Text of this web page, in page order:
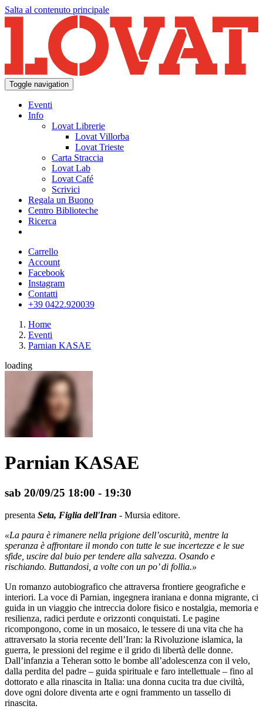
Salta al contenuto principale
Toggle navigation
Eventi
Info
Lovat Librerie
Lovat Villorba
Lovat Trieste
Carta Straccia
Lovat Lab
Lovat Café
Scrivici
Regala un Buono
Centro Biblioteche
Ricerca
Carrello
Account
Facebook
Instagram
Contatti
+39 0422.920039
Home
Eventi
Parnian KASAE
loading
Parnian KASAE
sab 20/09/25 18:00 - 19:30
presenta Seta, Figlia dell'Iran - Mursia editore.
«La paura è rimanere nella prigione dell’oscurità, mentre la
speranza è affrontare il mondo con tutte le sue incertezze e le sue
sfide, uscire dal buio per tendere alla salvezza. Osando e
rischiando. Buttandosi, a volte con un po’ di follia.»
Un romanzo autobiografico che attraversa frontiere geografiche e
interiori. La voce di Parnian, ingegnera iraniana e donna migrante, ci
guida in un viaggio che intreccia dolore fisico e nostalgia, memoria e
resilienza, radici perdute e orizzonti conquistati. Le pagine
ricompongono, come in un mosaico, le tessere di una vita che ha
attraversato la storia recente dell’Iran: la Rivoluzione islamica, la
guerra, le pressioni del regime e il grido di libertà delle donne.
Dall’infanzia a Teheran sotto le bombe all’adolescenza con il velo,
dalla perdita del padre – guida spirituale e faro intellettuale – fino al
dottorato e alla rinascita in Italia: una donna cucita tra due civiltà,
dove ogni dolore diventa arte e ogni frammento un tassello di
rinascita.